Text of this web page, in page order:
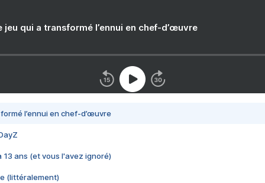
jeu qui a transformé l’ennui en chef-d’œuvre
l’ennui en chef-d’œuvre
13 ans (et vous l'avez ignoré)
(littéralement)